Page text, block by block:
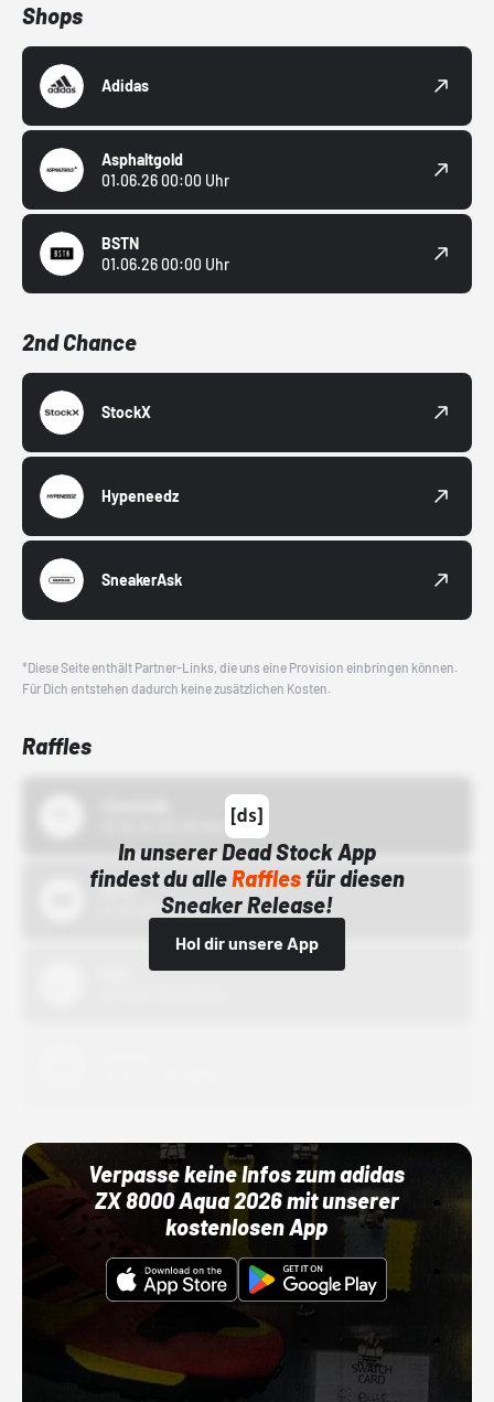
Shops
Adidas
Asphaltgold
01.06.26 00:00 Uhr
BSTN
01.06.26 00:00 Uhr
2nd Chance
StockX
Hypeneedz
SneakerAsk
*Diese Seite enthält Partner-Links, die uns eine Provision einbringen können.
Für Dich entstehen dadurch keine zusätzlichen Kosten.
Raffles
In unserer Dead Stock App
findest du alleRafflesfür diesen
Sneaker Release!
Hol dir unsere App
Bstn
01.10.22 00:00 Uhr
Verpasse keine Infos zum adidas
ZX 8000 Aqua 2026 mit unserer
kostenlosen App